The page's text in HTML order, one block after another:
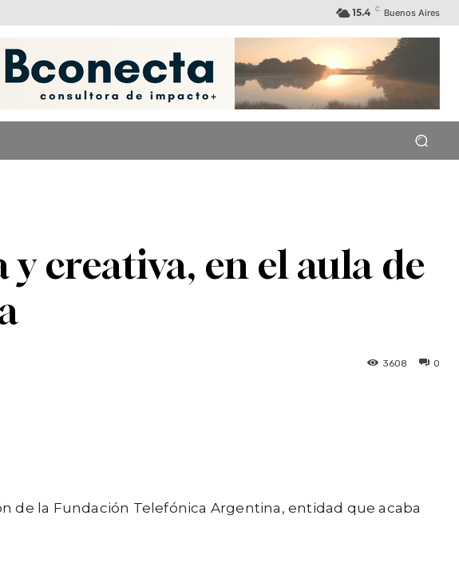
15.4 C Buenos Aires
creativa, en el aula de
0
3608
de la Fundación Telefónica Argentina, entidad que acaba